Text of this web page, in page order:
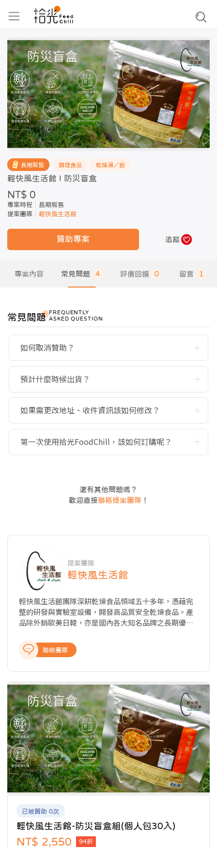
追蹤
長期販售 調理食品 乾燥湯／飯
輕快風生活館 I 防災盲盒
NT$ 0
專案時程
長期販售
提案團隊
輕快風生活館
贊助專案
專案內容 常見問題 4 評價回饋 0 留言 1
常見問題FREQUENTLY
ASKED QUESTION
如何取消贊助？
預計什麼時候出貨？
如果需更改地址、收件資訊該如何修改？
第一次使用拾光FoodChill，該如何訂購呢？
還有其他問題嗎？
歡迎直接聯絡提案團隊 ！
提案團隊
輕快風生活館
輕快風生活館團隊深耕乾燥食品領域五十多年，憑藉完
整的研發與實驗室設備，開發高品質安全乾燥食品。產
品除外銷歐美日韓，亦是國內各大知名品牌之長期優良
安。自有品牌乾燥飯系列經18年淬鍊，成為全台口味最
豐富、供貨最穩定的即食米飯品牌。目前在全台逾80間
聯絡團隊
已被贊助 0次
輕快風生活館-防災盲盒組(個人包30入)
NT$ 2,550 94折